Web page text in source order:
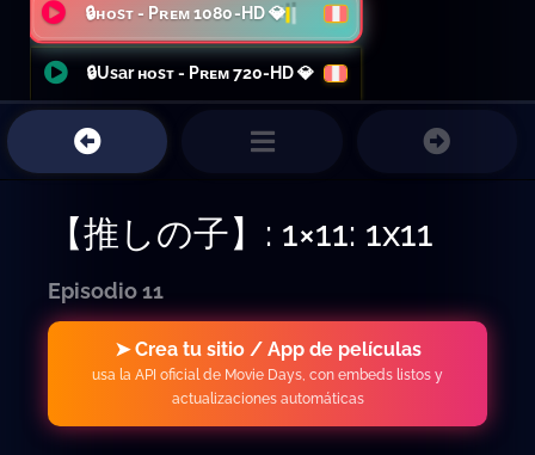
🔒ʜᴏsᴛ - Pʀᴇᴍ 1080-HD 💎
🔒Usar ʜᴏsᴛ - Pʀᴇᴍ 720-HD 💎
【推しの子】: 1×11: 1x11
Episodio 11
➤ Crea tu sitio / App de películas
usa la API oficial de Movie Days, con embeds listos y
actualizaciones automáticas